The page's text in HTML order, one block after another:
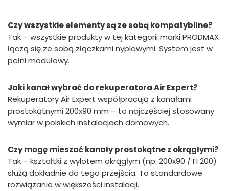
Czy wszystkie elementy są ze sobą kompatybilne?
Tak – wszystkie produkty w tej kategorii marki PRODMAX
łączą się ze sobą złączkami nyplowymi. System jest w
pełni modułowy.
Jaki kanał wybrać do rekuperatora Air Expert?
Rekuperatory Air Expert współpracują z kanałami
prostokątnymi 200x90 mm – to najczęściej stosowany
wymiar w polskich instalacjach domowych.
Czy mogę mieszać kanały prostokątne z okrągłymi?
Tak – kształtki z wylotem okrągłym (np. 200x90 / FI 200)
służą dokładnie do tego przejścia. To standardowe
rozwiązanie w większości instalacji.